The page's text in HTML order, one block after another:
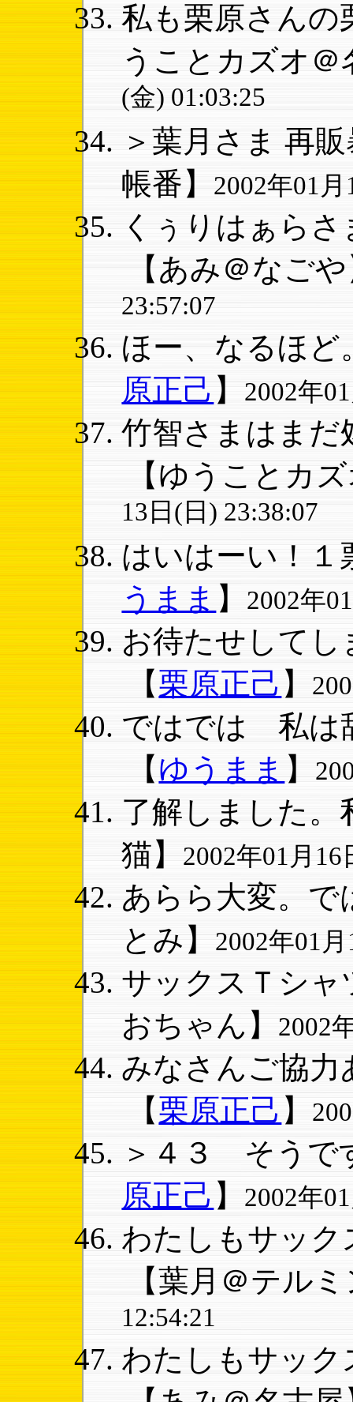
私も栗原さんの
うことカズオ＠
(金) 01:03:25
＞葉月さま 再
帳番】
2002年01
くぅりはぁら
【あみ＠なご
23:57:07
ほー、なるほど
原正己 】 2002年
竹智さまはまだ
【ゆうことカ
13日(日) 23:38:07
はいはーい！
うまま 】 2002年
お待たせしてし
【栗原正己 】
ではでは 私は
【 ゆうまま 】
了解しました。
猫】
2002年01月16
あらら大変。で
とみ】
2002年01
サックスＴシャ
おちゃん】
2002
みなさんご協力
【栗原正己 】
＞４３ そうで
原正己 】 2002年
わたしもサック
【葉月＠テル
12:54:21
わたしもサック